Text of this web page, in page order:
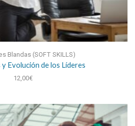
Blandas (SOFT SKILLS)
Evolución de los Líderes
12,00€